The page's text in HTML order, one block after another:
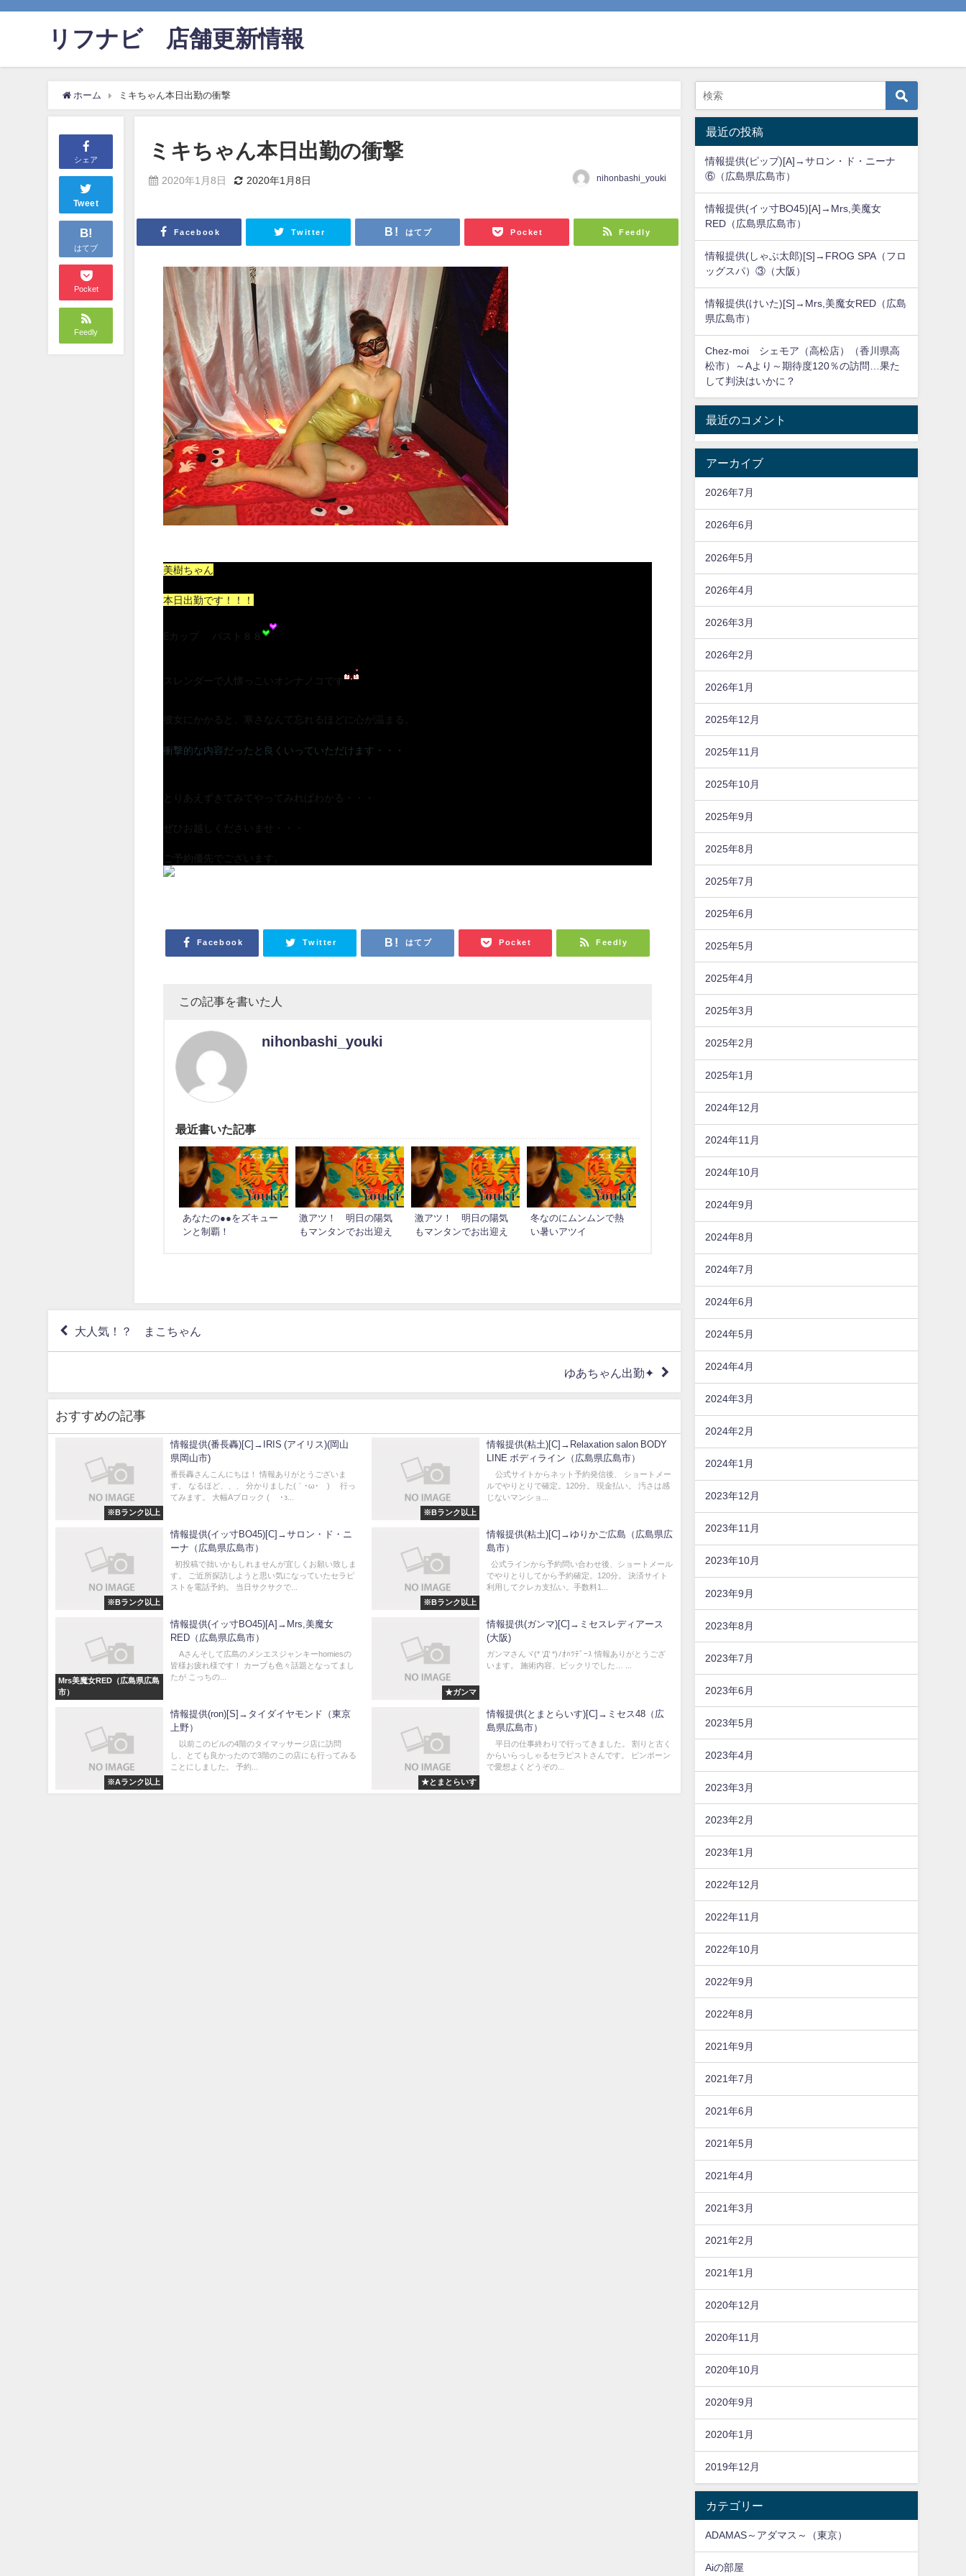
リフナビ®店舗更新情報
ホーム ミキちゃん本日出勤の衝撃
シェア
Tweet
B!
はてブ
Pocket
Feedly
ミキちゃん本日出勤の衝撃
2020年1月8日 2020年1月8日 nihonbashi_youki
Facebook Twitter はてブ Pocket Feedly
美樹ちゃん
本日出勤です！！！
Eカップ 　バスト８８
スレンダーで人懐っこいオンナノコです
彼女にかかると、寒さなんて忘れるほどに心が温まる。
衝撃的な内容だったと良くいっていただけます・・・
とりあえずきてみてやってみればわかる・・・
ぜひお越しくださいませ・・・
ご予約優先でございます。
Facebook Twitter はてブ Pocket Feedly
この記事を書いた人
nihonbashi_youki
最近書いた記事
あなたの●●をズキュー
ンと制覇！
激アツ！ 明日の陽気
もマンタンでお出迎え
激アツ！ 明日の陽気
もマンタンでお出迎え
冬なのにムンムンで熱
い暑いアツイ
大人気！？ まこちゃん
ゆあちゃん出勤✦
おすすめの記事
※Bランク以上
情報提供(番長轟)[C]→IRIS (アイリス)(岡山
県岡山市)
番長轟さんこんにちは！ 情報ありがとうございま
す。 なるほど、、、 分かりました(｀･ω･´)ゞ 行っ
てみます。 大幅Aブロック ( ´･з...
※Bランク以上
情報提供(粘土)[C]→Relaxation salon BODY
LINE ボディライン（広島県広島市）
公式サイトからネット予約発信後、 ショートメー
ルでやりとりで確定。120分。 現金払い。 汚さは感
じないマンショ...
※Bランク以上
情報提供(イッ寸BO45)[C]→サロン・ド・ニ
ーナ（広島県広島市）
初投稿で拙いかもしれませんが宜しくお願い致しま
す。 ご近所探訪しようと思い気になっていたセラピ
ストを電話予約。 当日サクサクで...
※Bランク以上
情報提供(粘土)[C]→ゆりかご広島（広島県広
島市）
公式ラインから予約問い合わせ後、ショートメール
でやりとりしてから予約確定。120分。 決済サイト
利用してクレカ支払い。手数料1...
Mrs美魔女RED（広島県広島
市）
情報提供(イッ寸BO45)[A]→Mrs,美魔女
RED（広島県広島市）
Aさんそして広島のメンエスジャンキーhomiesの
皆様お疲れ様です！ カープも色々話題となってまし
たが こっちの...
★ガンマ
情報提供(ガンマ)[C]→ミセスレディアース
(大阪)
ガンマさんヾ(* ‘Д’ *)ﾉｵﾊﾂﾃﾞｰｽ 情報ありがとうござ
います。 施術内容、ビックリでした… ...
※Aランク以上
情報提供(ron)[S]→タイダイヤモンド（東京
上野）
以前このビルの4階のタイマッサージ店に訪問
し、とても良かったので3階のこの店にも行ってみる
ことにしました。 予約...
★とまとらいす
情報提供(とまとらいす)[C]→ミセス48（広
島県広島市）
平日の仕事終わりで行ってきました。 割りと古く
からいらっしゃるセラピストさんです。 ピンポーン
で愛想よくどうぞの...
最近の投稿
情報提供(ピップ)[A]→サロン・ド・ニーナ
⑥（広島県広島市）
情報提供(イッ寸BO45)[A]→Mrs,美魔女
RED（広島県広島市）
情報提供(しゃぶ太郎)[S]→FROG SPA（フロ
ッグスパ）③（大阪）
情報提供(けいた)[S]→Mrs,美魔女RED（広島
県広島市）
Chez-moi シェモア（高松店）（香川県高
松市）～Aより～期待度120％の訪問…果た
して判決はいかに？
最近のコメント
アーカイブ
2026年7月
2026年6月
2026年5月
2026年4月
2026年3月
2026年2月
2026年1月
2025年12月
2025年11月
2025年10月
2025年9月
2025年8月
2025年7月
2025年6月
2025年5月
2025年4月
2025年3月
2025年2月
2025年1月
2024年12月
2024年11月
2024年10月
2024年9月
2024年8月
2024年7月
2024年6月
2024年5月
2024年4月
2024年3月
2024年2月
2024年1月
2023年12月
2023年11月
2023年10月
2023年9月
2023年8月
2023年7月
2023年6月
2023年5月
2023年4月
2023年3月
2023年2月
2023年1月
2022年12月
2022年11月
2022年10月
2022年9月
2022年8月
2021年9月
2021年7月
2021年6月
2021年5月
2021年4月
2021年3月
2021年2月
2021年1月
2020年12月
2020年11月
2020年10月
2020年9月
2020年1月
2019年12月
カテゴリー
ADAMAS～アダマス～（東京）
Aiの部屋